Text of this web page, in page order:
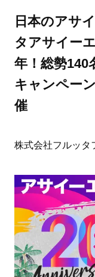
ママとパパに贈
日本のアサ
タアサイー
年！総勢140
キャンペー
催
株式会社フルッタ